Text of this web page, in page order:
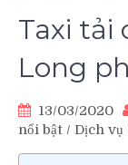
Taxi tải
Long
13/03/2020
nổi bật / Dịch vụ